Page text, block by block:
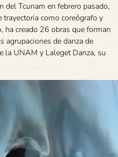
del Tcunam en febrero pasado,
como coreógrafo y
creado 26 obras que forman
agrupaciones de danza de
la UNAM y Laleget Danza, su